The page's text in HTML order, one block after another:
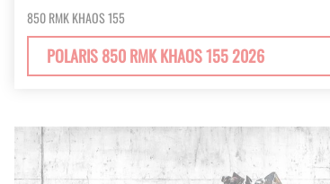
850 RMK KHAOS 155
POLARIS 850 RMK KHAOS 155 2026